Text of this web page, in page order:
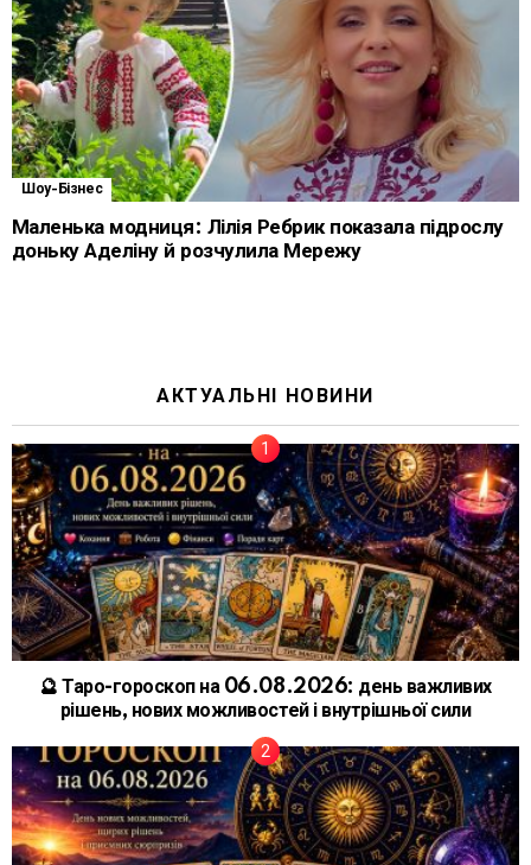
Шоу-Бізнес
Маленька модниця: Лілія Ребрик показала підрослу
доньку Аделіну й розчулила Мережу
АКТУАЛЬНІ НОВИНИ
🔮 Таро-гороскоп на 06.08.2026: день важливих
рішень, нових можливостей і внутрішньої сили